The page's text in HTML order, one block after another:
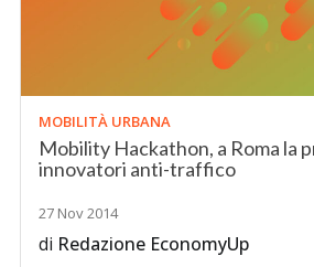
MOBILITÀ URBANA
Mobility Hackathon, a Roma la
innovatori anti-traffico
27 Nov 2014
di Redazione EconomyUp